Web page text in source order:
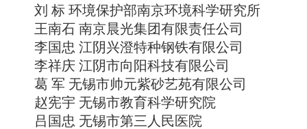
刘 标 环境保护部南京环境科学研究所
王南石 南京晨光集团有限责任公司
李国忠 江阴兴澄特种钢铁有限公司
李祥庆 江阴市向阳科技有限公司
葛 军 无锡市帅元紫砂艺苑有限公司
赵宪宇 无锡市教育科学研究院
吕国忠 无锡市第三人民医院